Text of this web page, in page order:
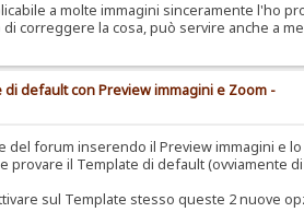
a molte immagini sinceramente l'ho
correggere la cosa, può servire anche a
default con Preview immagini e Zoom -
forum inserendo il Preview immagini e
provare il Template di default (ovviamente
sul Template stesso queste 2 nuove